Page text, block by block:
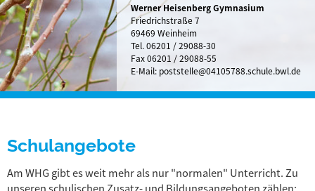
Werner Heisenberg Gymnasium
Friedrichstraße 7
69469 Weinheim
Tel.06201 / 29088-30
Fax 06201 / 29088-55
E-Mail: poststelle@04105788.schule.bwl.de
Schulangebote
Am WHG gibt es weit mehr als nur "normalen" Unterricht. Zu